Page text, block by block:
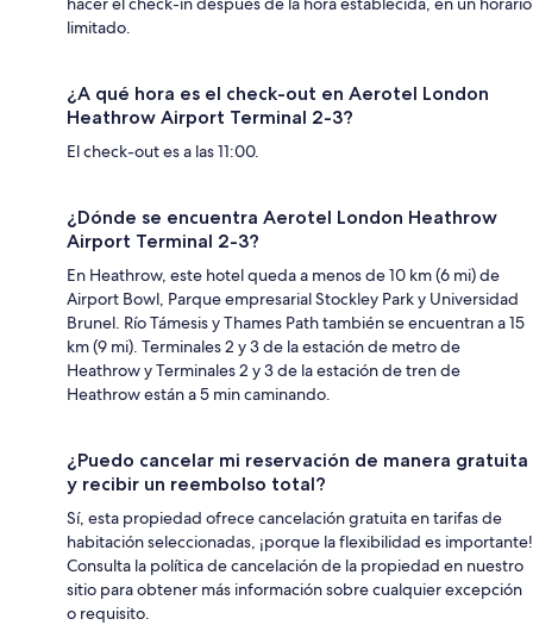
limitado.
¿A qué hora es el check-out en Aerotel London
Heathrow Airport Terminal 2-3?
El check-out es a las 11:00.
¿Dónde se encuentra Aerotel London Heathrow
Airport Terminal 2-3?
En Heathrow, este hotel queda a menos de 10 km (6 mi) de
Airport Bowl, Parque empresarial Stockley Park y Universidad
Brunel. Río Támesis y Thames Path también se encuentran a 15
km (9 mi). Terminales 2 y 3 de la estación de metro de
Heathrow y Terminales 2 y 3 de la estación de tren de
Heathrow están a 5 min caminando.
¿Puedo cancelar mi reservación de manera gratuita
y recibir un reembolso total?
Sí, esta propiedad ofrece cancelación gratuita en tarifas de
habitación seleccionadas, ¡porque la flexibilidad es importante!
Consulta la política de cancelación de la propiedad en nuestro
sitio para obtener más información sobre cualquier excepción
o requisito.